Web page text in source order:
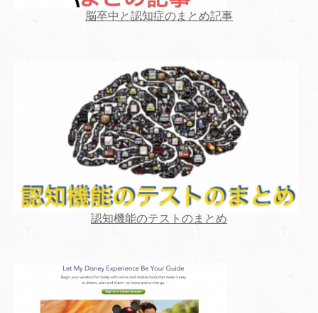
脳卒中と認知症のまとめ記事
認知機能のテストのまとめ